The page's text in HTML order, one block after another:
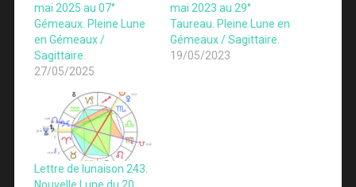
mai 2025 au 07°
Gémeaux. Pleine Lune
en Gémeaux /
Sagittaire.
27/05/2025
mai 2023 au 29°
Taureau. Pleine Lune en
Gémeaux / Sagittaire.
19/05/2023
Lettre de lunaison 243.
Nouvelle Lune du 20